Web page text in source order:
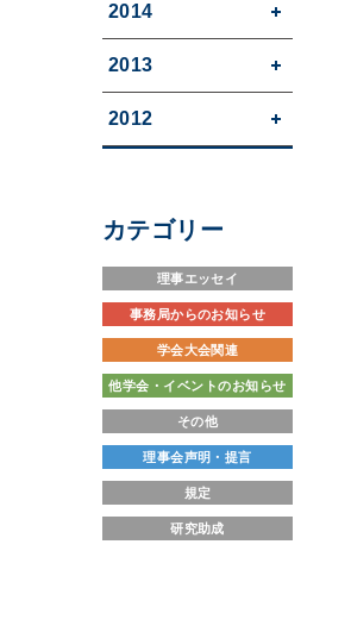
2014
2013
2012
カテゴリー
理事エッセイ
事務局からのお知らせ
学会大会関連
他学会・イベントのお知らせ
その他
理事会声明・提言
規定
研究助成